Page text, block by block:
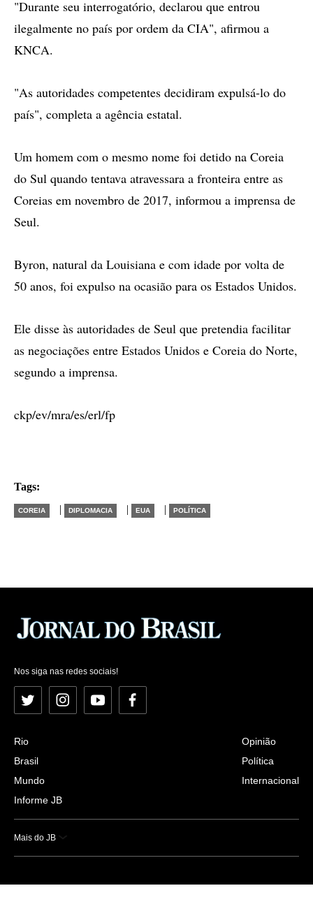
"Durante seu interrogatório, declarou que entrou
ilegalmente no país por ordem da CIA", afirmou a
KNCA.
"As autoridades competentes decidiram expulsá-lo do
país", completa a agência estatal.
Um homem com o mesmo nome foi detido na Coreia
do Sul quando tentava atravessara a fronteira entre as
Coreias em novembro de 2017, informou a imprensa de
Seul.
Byron, natural da Louisiana e com idade por volta de
50 anos, foi expulso na ocasião para os Estados Unidos.
Ele disse às autoridades de Seul que pretendia facilitar
as negociações entre Estados Unidos e Coreia do Norte,
segundo a imprensa.
ckp/ev/mra/es/erl/fp
Tags:
COREIA | DIPLOMACIA | EUA | POLÍTICA
Nos siga nas redes sociais!
Twitter InstagramYouTubeFacebook
Rio
Brasil
Mundo
Informe JB
Opinião
Política
Internacional
Mais do JB
Esportes